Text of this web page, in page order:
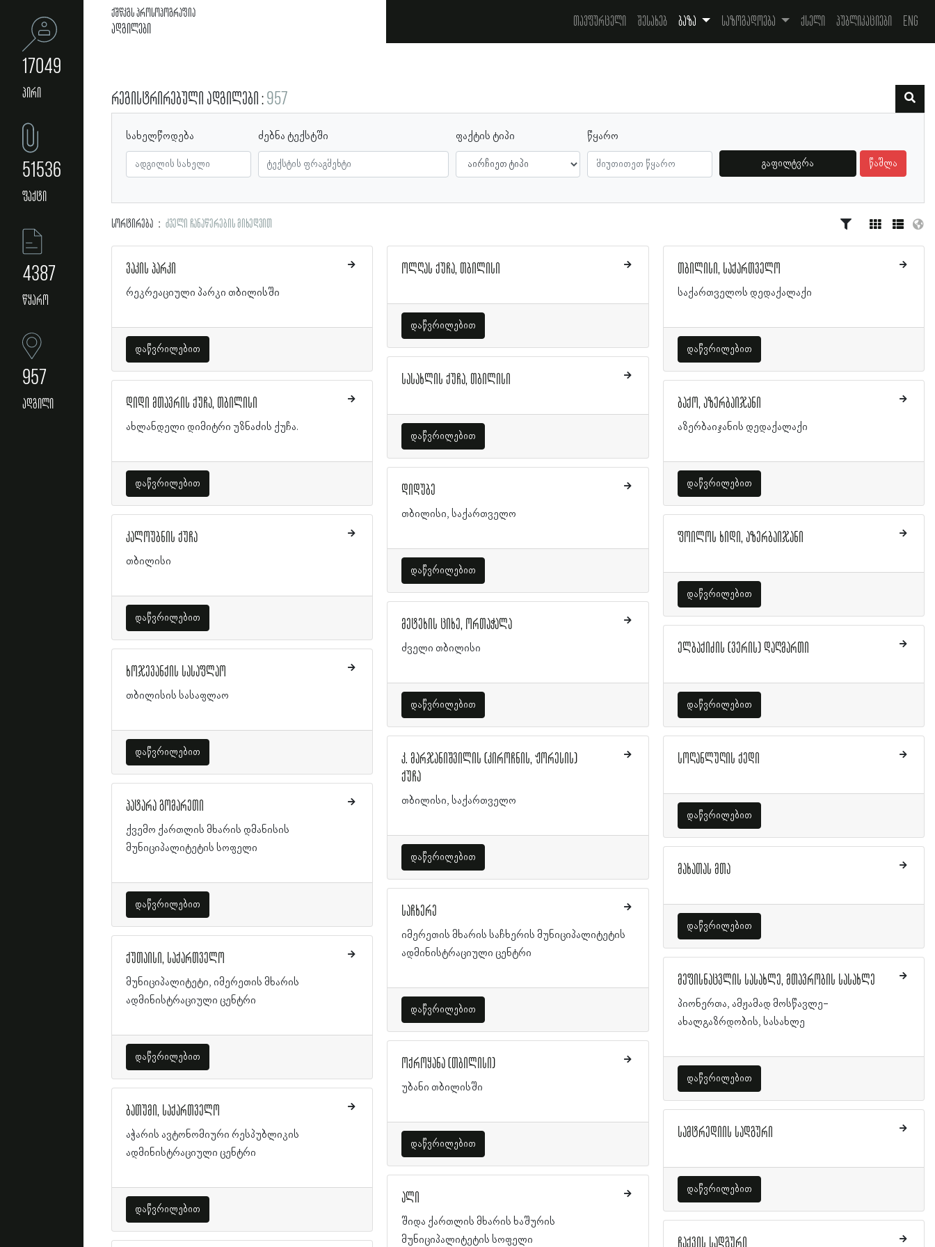
17049
პირი
51536
ფაქტი
4387
წყარო
957
ადგილი
ქშწკგს პროსოპოგრაფია
ადგილები თავფურცელი შესახებ ბაზა საზოგადოება ქსელი პუბლიკაციები Eng
რეგისტრირებული ადგილები 957
სახელწოდება ძებნა ტექსტში ფაქტის ტიპი წყარო
გაფილტვრა წაშლა
სორტირება ძველი ჩანაწერების მიხედვით
ვაკის პარკი
რეკრეაციული პარკი თბილისში
დაწვრილებით
დიდი მთავრის ქუჩა, თბილისი
ახლანდელი დიმიტრი უზნაძის ქუჩა.
დაწვრილებით
კალოუბნის ქუჩა
თბილისი
დაწვრილებით
ხოჯევანქის სასაფლაო
თბილისის სასაფლაო
დაწვრილებით
პატარა გომარეთი
ქვემო ქართლის მხარის დმანისის
მუნიციპალიტეტის სოფელი
დაწვრილებით
ქუთაისი, საქართველო
მუნიციპალიტეტი, იმერეთის მხარის
ადმინისტრაციული ცენტრი
დაწვრილებით
ბათუმი, საქართველო
აჭარის ავტონომიური რესპუბლიკის
ადმინისტრაციული ცენტრი
დაწვრილებით
ოლღას ქუჩა, თბილისი
დაწვრილებით
სასახლის ქუჩა, თბილისი
დაწვრილებით
დიდუბე
თბილისი, საქართველო
დაწვრილებით
მეტეხის ციხე, ორთაჭალა
ძველი თბილისი
დაწვრილებით
კ. მარჯანიშვილის (კიროჩნის, ჟორესის)
ქუჩა
თბილისი, საქართველო
დაწვრილებით
საჩხერე
იმერეთის მხარის საჩხერის მუნიციპალიტეტის
ადმინისტრაციული ცენტრი
დაწვრილებით
ოქროყანა (თბილისი)
უბანი თბილისში
დაწვრილებით
ალი
შიდა ქართლის მხარის ხაშურის
მუნიციპალიტეტის სოფელი
თბილისი, საქართველო
საქართველოს დედაქალაქი
დაწვრილებით
ბაქო, აზერბაიჯანი
აზერბაიჯანის დედაქალაქი
დაწვრილებით
ფოილოს ხიდი, აზერბაიჯანი
დაწვრილებით
ელბაქიძის (ვერის) დაღმართი
დაწვრილებით
სოღანლუღის ქედი
დაწვრილებით
მახათას მთა
დაწვრილებით
მეფისნაცვლის სასახლე, მთავრობის სასახლე
პიონერთა, ამჟამად მოსწავლე-
ახალგაზრდობის, სასახლე
დაწვრილებით
სამტრედიის სადგური
დაწვრილებით
ჩაქვის სადგური